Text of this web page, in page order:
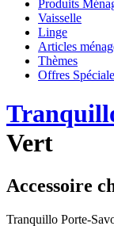
Produits
Vaisselle
Linge
Articles
Thèmes
Offres
Vert
Accessoire
Tranquillo Porte-